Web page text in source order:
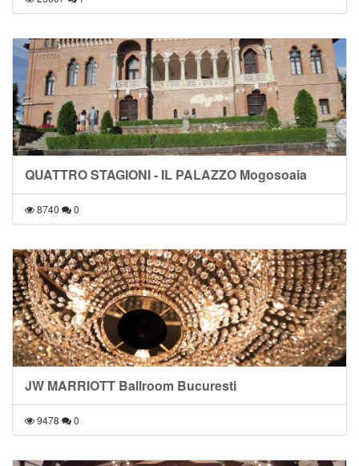
QUATTRO STAGIONI - IL PALAZZO Mogosoaia
8740 0
JW MARRIOTT Ballroom Bucuresti
9478 0